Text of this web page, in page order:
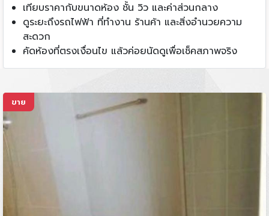
เทียบราคากับขนาดห้อง ชั้น วิว และค่าส่วนกลาง
ดูระยะถึงรถไฟฟ้า ที่ทำงาน ร้านค้า และสิ่งอำนวยความ
สะดวก
คัดห้องที่ตรงเงื่อนไข แล้วค่อยนัดดูเพื่อเช็คสภาพจริง
ขาย